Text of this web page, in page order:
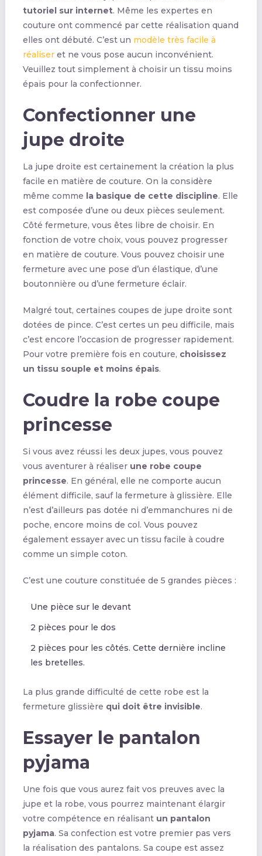
tutoriel sur internet. Même les expertes en
couture ont commencé par cette réalisation quand
elles ont débuté. C’est un modèle très facile à
réaliseret ne vous pose aucun inconvénient.
Veuillez tout simplement à choisir un tissu moins
épais pour la confectionner.
Confectionner une
jupe droite
La jupe droite est certainement la création la plus
facile en matière de couture. On la considère
même comme la basique de cette discipline. Elle
est composée d’une ou deux pièces seulement.
Côté fermeture, vous êtes libre de choisir. En
fonction de votre choix, vous pouvez progresser
en matière de couture. Vous pouvez choisir une
fermeture avec une pose d’un élastique, d’une
boutonnière ou d’une fermeture éclair.
Malgré tout, certaines coupes de jupe droite sont
dotées de pince. C’est certes un peu difficile, mais
c’est encore l’occasion de progresser rapidement.
Pour votre première fois en couture, choisissez
un tissu souple et moins épais.
Coudre la robe coupe
princesse
Si vous avez réussi les deux jupes, vous pouvez
vous aventurer à réaliser une robe coupe
princesse. En général, elle ne comporte aucun
élément difficile, sauf la fermeture à glissière. Elle
n’est d’ailleurs pas dotée ni d’emmanchures ni de
poche, encore moins de col. Vous pouvez
également essayer avec un tissu facile à coudre
comme un simple coton.
C’est une couture constituée de 5 grandes pièces :
Une pièce sur le devant
2 pièces pour le dos
2 pièces pour les côtés. Cette dernière incline
les bretelles.
La plus grande difficulté de cette robe est la
fermeture glissière qui doit être invisible.
Essayer le pantalon
pyjama
Une fois que vous aurez fait vos preuves avec la
jupe et la robe, vous pourrez maintenant élargir
votre compétence en réalisant un pantalon
pyjama. Sa confection est votre premier pas vers
la réalisation des pantalons. Sa coupe est assez